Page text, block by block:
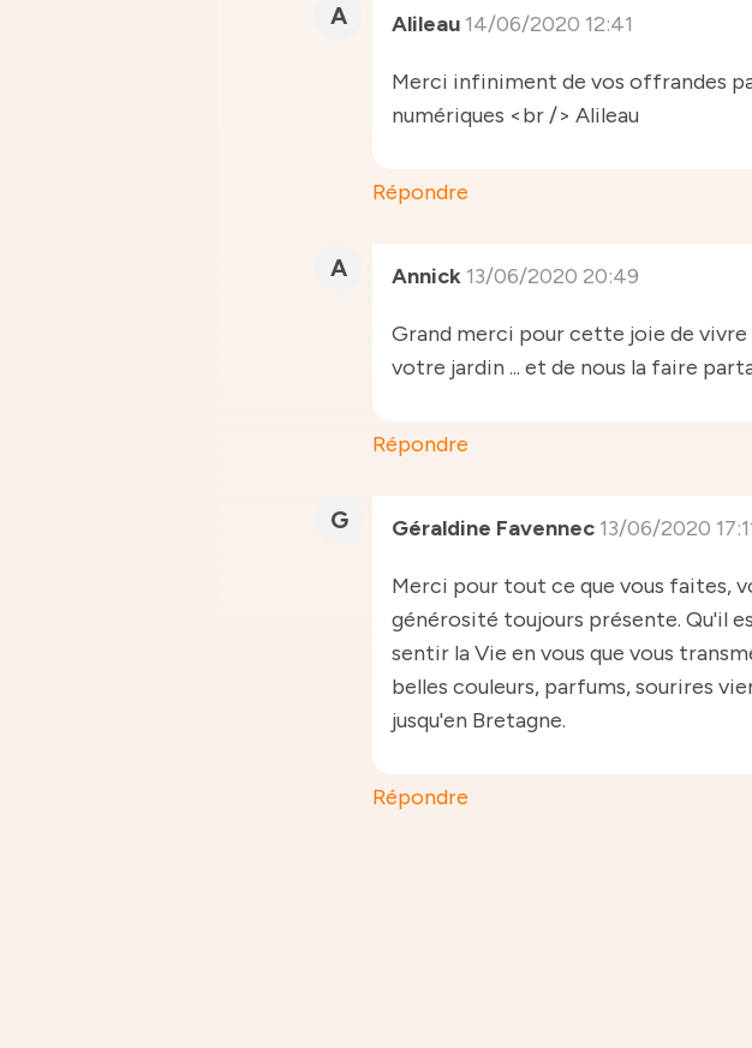
A Alileau 14/06/2020 12:41
Merci infiniment de vos offrandes
numériques <br /> Alileau
Répondre
A Annick 13/06/2020 20:49
Grand merci pour cette joie de
votre jardin ... et de nous la faire
Répondre
G Géraldine Favennec 13/06/2020
Merci pour tout ce que vous faites,
générosité toujours présente. Qu'il
sentir la Vie en vous que vous
belles couleurs, parfums, sourires
jusqu'en Bretagne.
Répondre